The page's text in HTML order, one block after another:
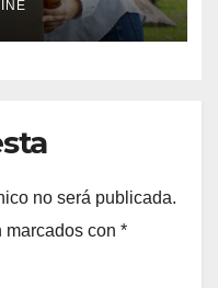
no será publicada.
marcados con *